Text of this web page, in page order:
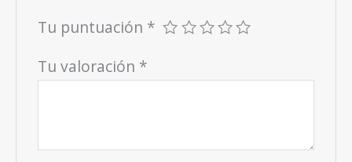
Tu puntuación *
Tu valoración *